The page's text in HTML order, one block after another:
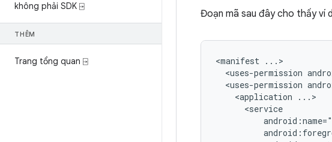
không phải SDK ⍈
THÊM
Trang tổng quan ⍈
Đoạn mã sau đây cho thấy ví
<manifest
<uses-permission
<uses-permission
<application